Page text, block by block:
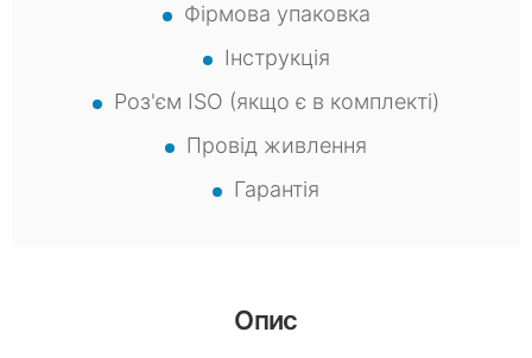
Фірмова упаковка
Інструкція
Роз'єм ISO (якщо є в комплекті)
Провід живлення
Гарантія
Опис